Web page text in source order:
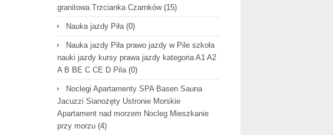
granitowa Trzcianka Czarnków(15)
Nauka jazdy Piła(0)
Nauka jazdy Piła prawo jazdy w Pile szkoła
nauki jazdy kursy prawa jazdy kategoria A1 A2
A B BE C CE D Pila(0)
Noclegi Apartamenty SPA Basen Sauna
Jacuzzi Sianożęty Ustronie Morskie
Apartament nad morzem Nocleg Mieszkanie
przy morzu (4)